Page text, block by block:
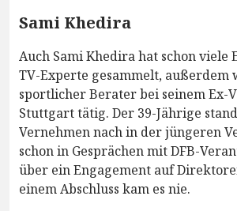
Sami Khedira
Auch Sami Khedira hat schon viele
TV-Experte gesammelt, außerdem
sportlicher Berater bei seinem Ex-
Stuttgart tätig. Der 39-Jährige
Vernehmen nach in der jüngeren
schon in Gesprächen mit DFB-
über ein Engagement auf
einem Abschluss kam es nie.